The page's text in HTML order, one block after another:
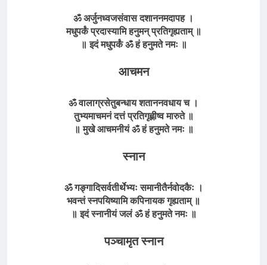
ॐ अर्जुनध्वजसंवास दशाननमदापह ।
मधुपर्कं प्रदास्यामि हनुमन् प्रतिगृह्यताम् ॥
॥ इदं मधुपर्कं ॐ हं हनुमते नमः ॥
आचमन
ॐ वालाग्रसेतुबन्धाय शताननवधाय च ।
तुभ्यमाचमनं दत्तं प्रतिगृह्णीष्व मारुते ॥
॥ मुखे आचमनीयं ॐहं हनुमतेनमः ॥
स्नान
ॐ गङ्गादिसर्वतीर्थेभ्यः समानीतैर्नवोदकैः ।
भवन्तं स्नपयिष्यामि कपिनायक गृह्यताम् ॥
॥ इदं स्नानीयं जलं ॐ हं हनुमते नमः ॥
पञ्चामृत स्नान